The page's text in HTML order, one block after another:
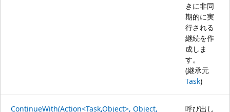
きに非同
期的に実
行される
継続を作
成しま
す。
(継承元
Task)
ContinueWith(Action<Task,Object>, Object,
呼び出し